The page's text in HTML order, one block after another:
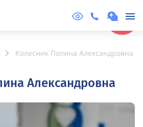
Колесник Полина Александровна
Александровна
Online
Запись